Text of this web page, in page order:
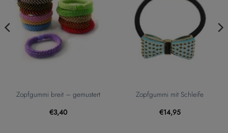
Zopfgummi breit – gemustert
€3,40
Zopfgummi mit Schleife
€14,95